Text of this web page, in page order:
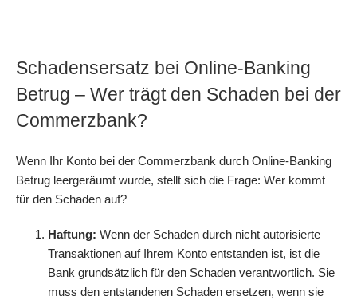
Schadensersatz bei Online-Banking
Betrug – Wer trägt den Schaden bei der
Commerzbank?
Wenn Ihr Konto bei der Commerzbank durch Online-Banking
Betrug leergeräumt wurde, stellt sich die Frage: Wer kommt
für den Schaden auf?
Haftung: Wenn der Schaden durch nicht autorisierte
Transaktionen auf Ihrem Konto entstanden ist, ist die
Bank grundsätzlich für den Schaden verantwortlich. Sie
muss den entstandenen Schaden ersetzen, wenn sie